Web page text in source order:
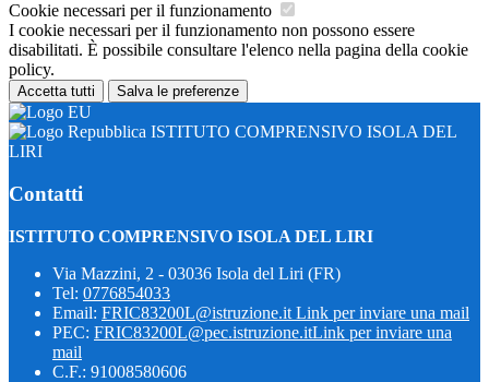
Cookie necessari per il funzionamento
I cookie necessari per il funzionamento non possono essere
disabilitati. È possibile consultare l'elenco nella pagina della cookie
policy.
Accetta tutti Salva le preferenze
ISTITUTO COMPRENSIVO ISOLA DEL
LIRI
Contatti
ISTITUTO COMPRENSIVO ISOLA DEL LIRI
Via Mazzini, 2 - 03036 Isola del Liri (FR)
Tel: 0776854033
Email: FRIC83200L@istruzione.it Link per inviare una mail
PEC: FRIC83200L@pec.istruzione.itLink per inviare una
mail
C.F.: 91008580606